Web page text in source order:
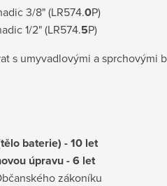
3/8" (LR574.0P)
1/2" (LR574.5P)
s umyvadlovými a sprchovými
baterie) - 10 let
úpravu - 6 let
zákoníku